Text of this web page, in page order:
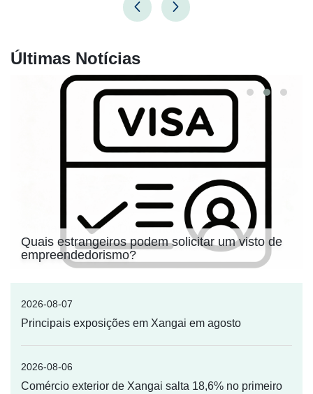
Últimas Notícias
Quais estrangeiros podem solicitar um visto de
empreendedorismo?
2026-08-07
Principais exposições em Xangai em agosto
2026-08-06
Comércio exterior de Xangai salta 18,6% no primeiro